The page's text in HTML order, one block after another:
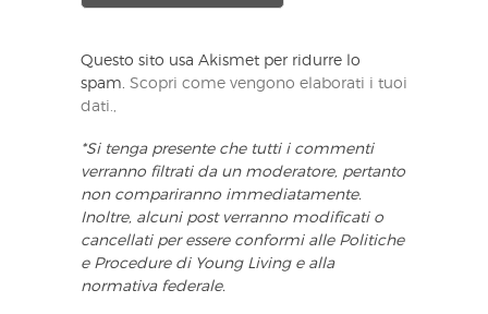
Questo sito usa Akismet per ridurre lo
spam. Scopri come vengono elaborati i tuoi
dati.,
*Si tenga presente che tutti i commenti
verranno filtrati da un moderatore, pertanto
non compariranno immediatamente.
Inoltre, alcuni post verranno modificati o
cancellati per essere conformi alle Politiche
e Procedure di Young Living e alla
normativa federale.